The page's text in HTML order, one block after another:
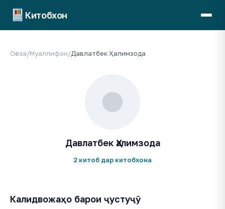
Китобхон
Оғоза/Муаллифон/Давлатбек Ҳалимзода
Давлатбек Ҳалимзода
2 китоб дар китобхона
Калидвожаҳо барои ҷустуҷӯ